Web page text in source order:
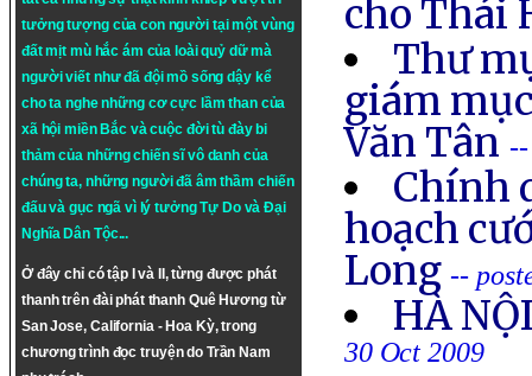
tưởng tượng của con người tại một vùng
đất mịt mù hắc ám của loài quỷ dữ mà
người viết như đã đội mồ sống dậy kể
cho ta nghe những cơ cực lầm than của
xã hội miền Bắc và cuộc đời tù đày bi
thảm của những chiến sĩ vô danh của
chúng ta, những người đã âm thầm chiến
đấu và gục ngã vì lý tưởngTự DovàĐại
Nghĩa Dân Tộc...
Ở đây chỉ có tập I và II, từng được phát
thanh trên đài phát thanh Quê Hương từ
San Jose, California - Hoa Kỳ, trong
chương trình đọc truyện do Trần Nam
cho Thái
Thư
giám
Văn Tân --
Chính
hoạch
Long --
HÀ
30 Oct 2009